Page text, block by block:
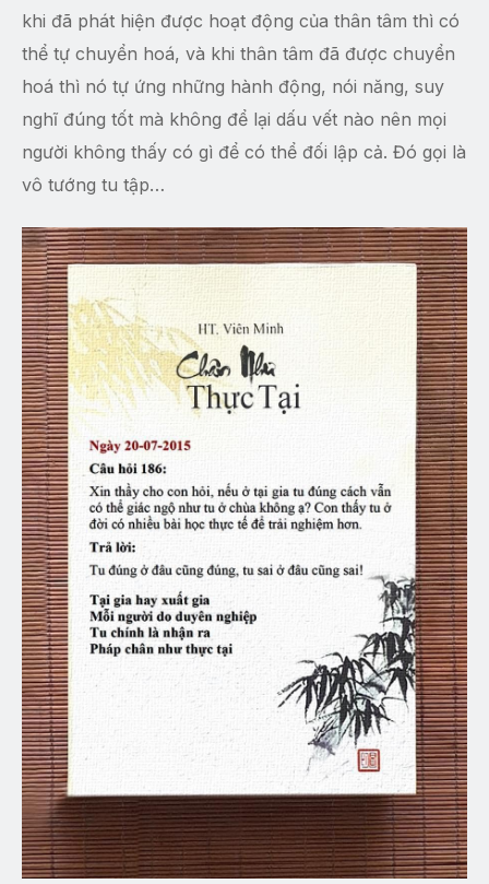
khi đã phát hiện được hoạt động của thân tâm thì có
thể tự chuyển hoá, và khi thân tâm đã được chuyển
hoá thì nó tự ứng những hành động, nói năng, suy
nghĩ đúng tốt mà không để lại dấu vết nào nên mọi
người không thấy có gì để có thể đối lập cả. Đó gọi là
vô tướng tu tập…